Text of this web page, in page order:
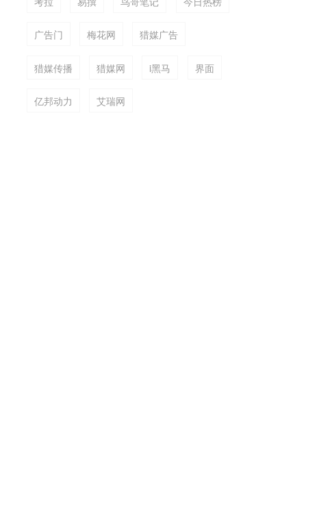
广告门 梅花网 猎媒广告
猎媒传播 猎媒网 i黑马 界面
亿邦动力 艾瑞网